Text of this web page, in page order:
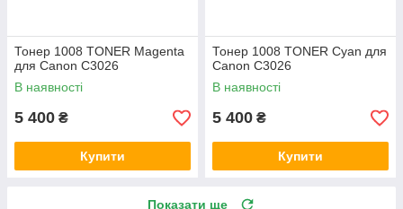
Тонер 1008 TONER Magenta
для Canon C3026
В наявності
5 400 ₴
Купити
Тонер 1008 TONER Cyan для
Canon C3026
В наявності
5 400 ₴
Купити
Показати ще